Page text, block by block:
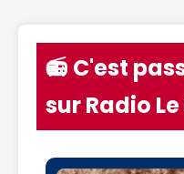
📻 C'est
sur Radio